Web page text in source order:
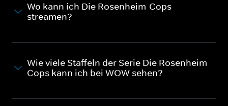
Wo kann ich Die Rosenheim-Cops
streamen?
Wie viele Staffeln der Serie Die Rosenheim-
Cops kann ich bei WOW sehen?